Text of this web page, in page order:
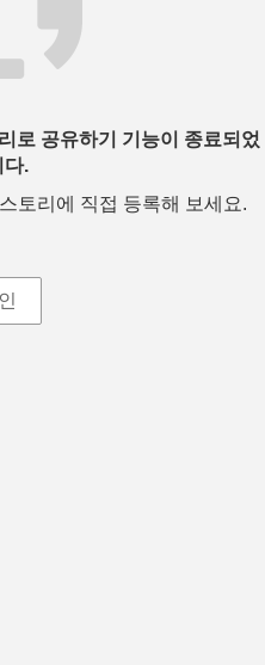
로 공유하기 기능이 종료되었
다.
토리에 직접 등록해 보세요.